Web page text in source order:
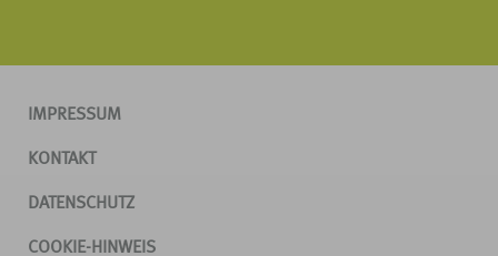
IMPRESSUM
KONTAKT
DATENSCHUTZ
COOKIE-HINWEIS